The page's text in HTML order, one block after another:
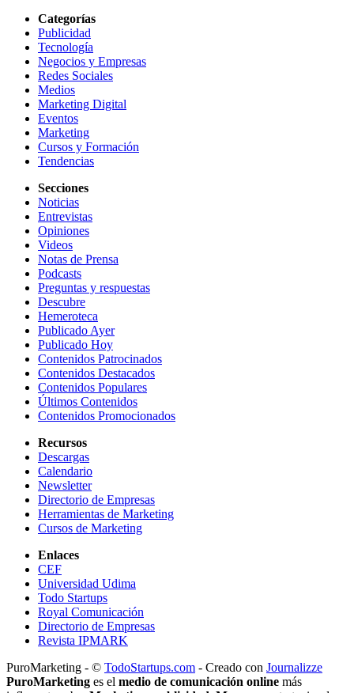
Categorías
Publicidad
Tecnología
Negocios y Empresas
Redes Sociales
Medios
Marketing Digital
Eventos
Marketing
Cursos y Formación
Tendencias
Secciones
Noticias
Entrevistas
Opiniones
Videos
Notas de Prensa
Podcasts
Preguntas y respuestas
Descubre
Hemeroteca
Publicado Ayer
Publicado Hoy
Contenidos Patrocinados
Contenidos Destacados
Contenidos Populares
Últimos Contenidos
Contenidos Promocionados
Recursos
Descargas
Calendario
Newsletter
Directorio de Empresas
Herramientas de Marketing
Cursos de Marketing
Enlaces
CEF
Universidad Udima
Todo Startups
Royal Comunicación
Directorio de Empresas
Revista IPMARK
PuroMarketing - © TodoStartups.com - Creado con Journalizze
PuroMarketing es el medio de comunicación online más